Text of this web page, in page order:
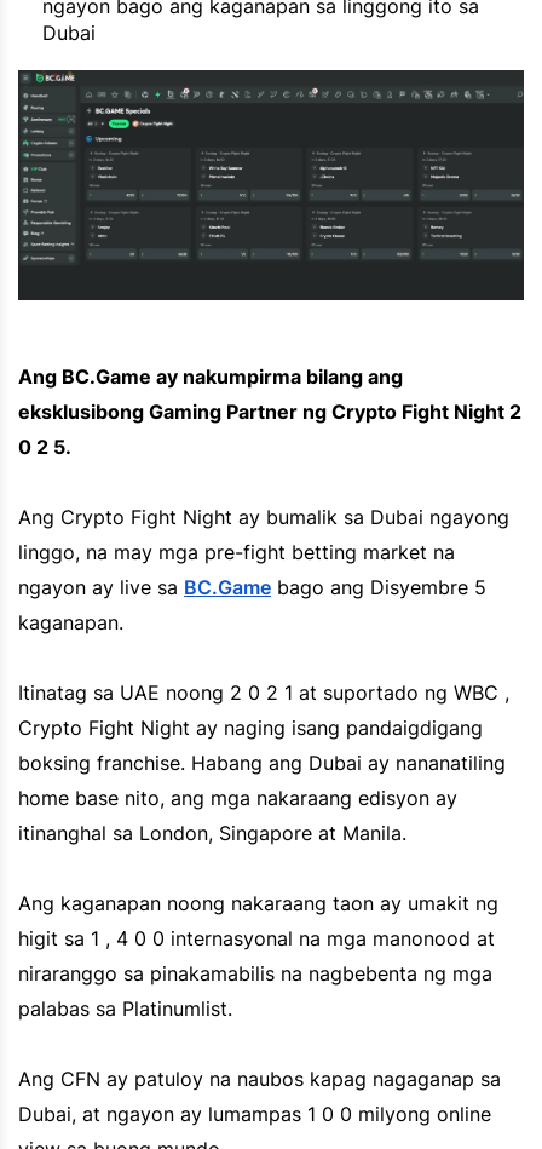
ngayon bago ang kaganapan sa linggong ito sa
Dubai
Ang BC.Game ay nakumpirma bilang ang
eksklusibong Gaming Partner ng Crypto Fight Night 2
0 2 5.
Ang Crypto Fight Night ay bumalik sa Dubai ngayong
linggo, na may mga pre-fight betting market na
ngayon ay live sa BC.Game bago ang Disyembre 5
kaganapan.
Itinatag sa UAE noong 2 0 2 1 at suportado ng WBC ,
Crypto Fight Night ay naging isang pandaigdigang
boksing franchise. Habang ang Dubai ay nananatiling
home base nito, ang mga nakaraang edisyon ay
itinanghal sa London, Singapore at Manila.
Ang kaganapan noong nakaraang taon ay umakit ng
higit sa 1 , 4 0 0 internasyonal na mga manonood at
niraranggo sa pinakamabilis na nagbebenta ng mga
palabas sa Platinumlist.
Ang CFN ay patuloy na naubos kapag nagaganap sa
Dubai, at ngayon ay lumampas 1 0 0 milyong online